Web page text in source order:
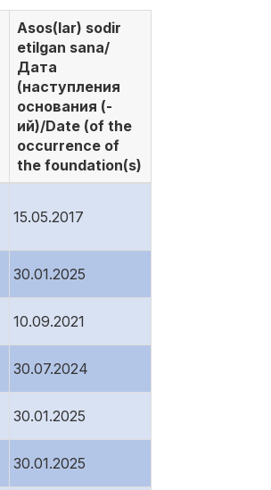
Asos(lar) sodir
etilgan sana/
Дата
(наступления
основания (-
ий)/Date (of the
occurrence of
the foundation(s)
15.05.2017
30.01.2025
10.09.2021
30.07.2024
30.01.2025
30.01.2025